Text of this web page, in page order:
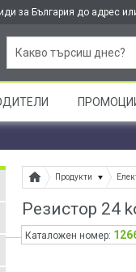
за България до адрес
Продукти
Резистор 24
Каталожен номер: